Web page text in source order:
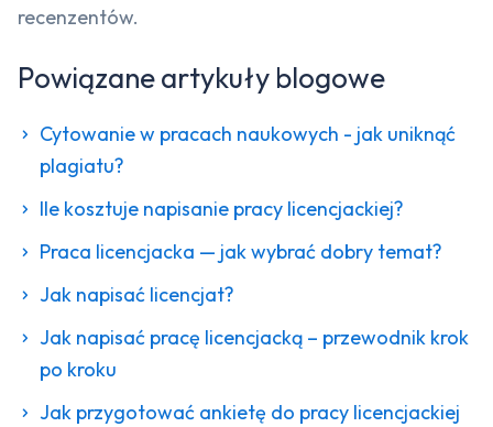
recenzentów.
Powiązane artykuły blogowe
Cytowanie w pracach naukowych - jak uniknąć
plagiatu?
Ile kosztuje napisanie pracy licencjackiej?
Praca licencjacka — jak wybrać dobry temat?
Jak napisać licencjat?
Jak napisać pracę licencjacką – przewodnik krok
po kroku
Jak przygotować ankietę do pracy licencjackiej